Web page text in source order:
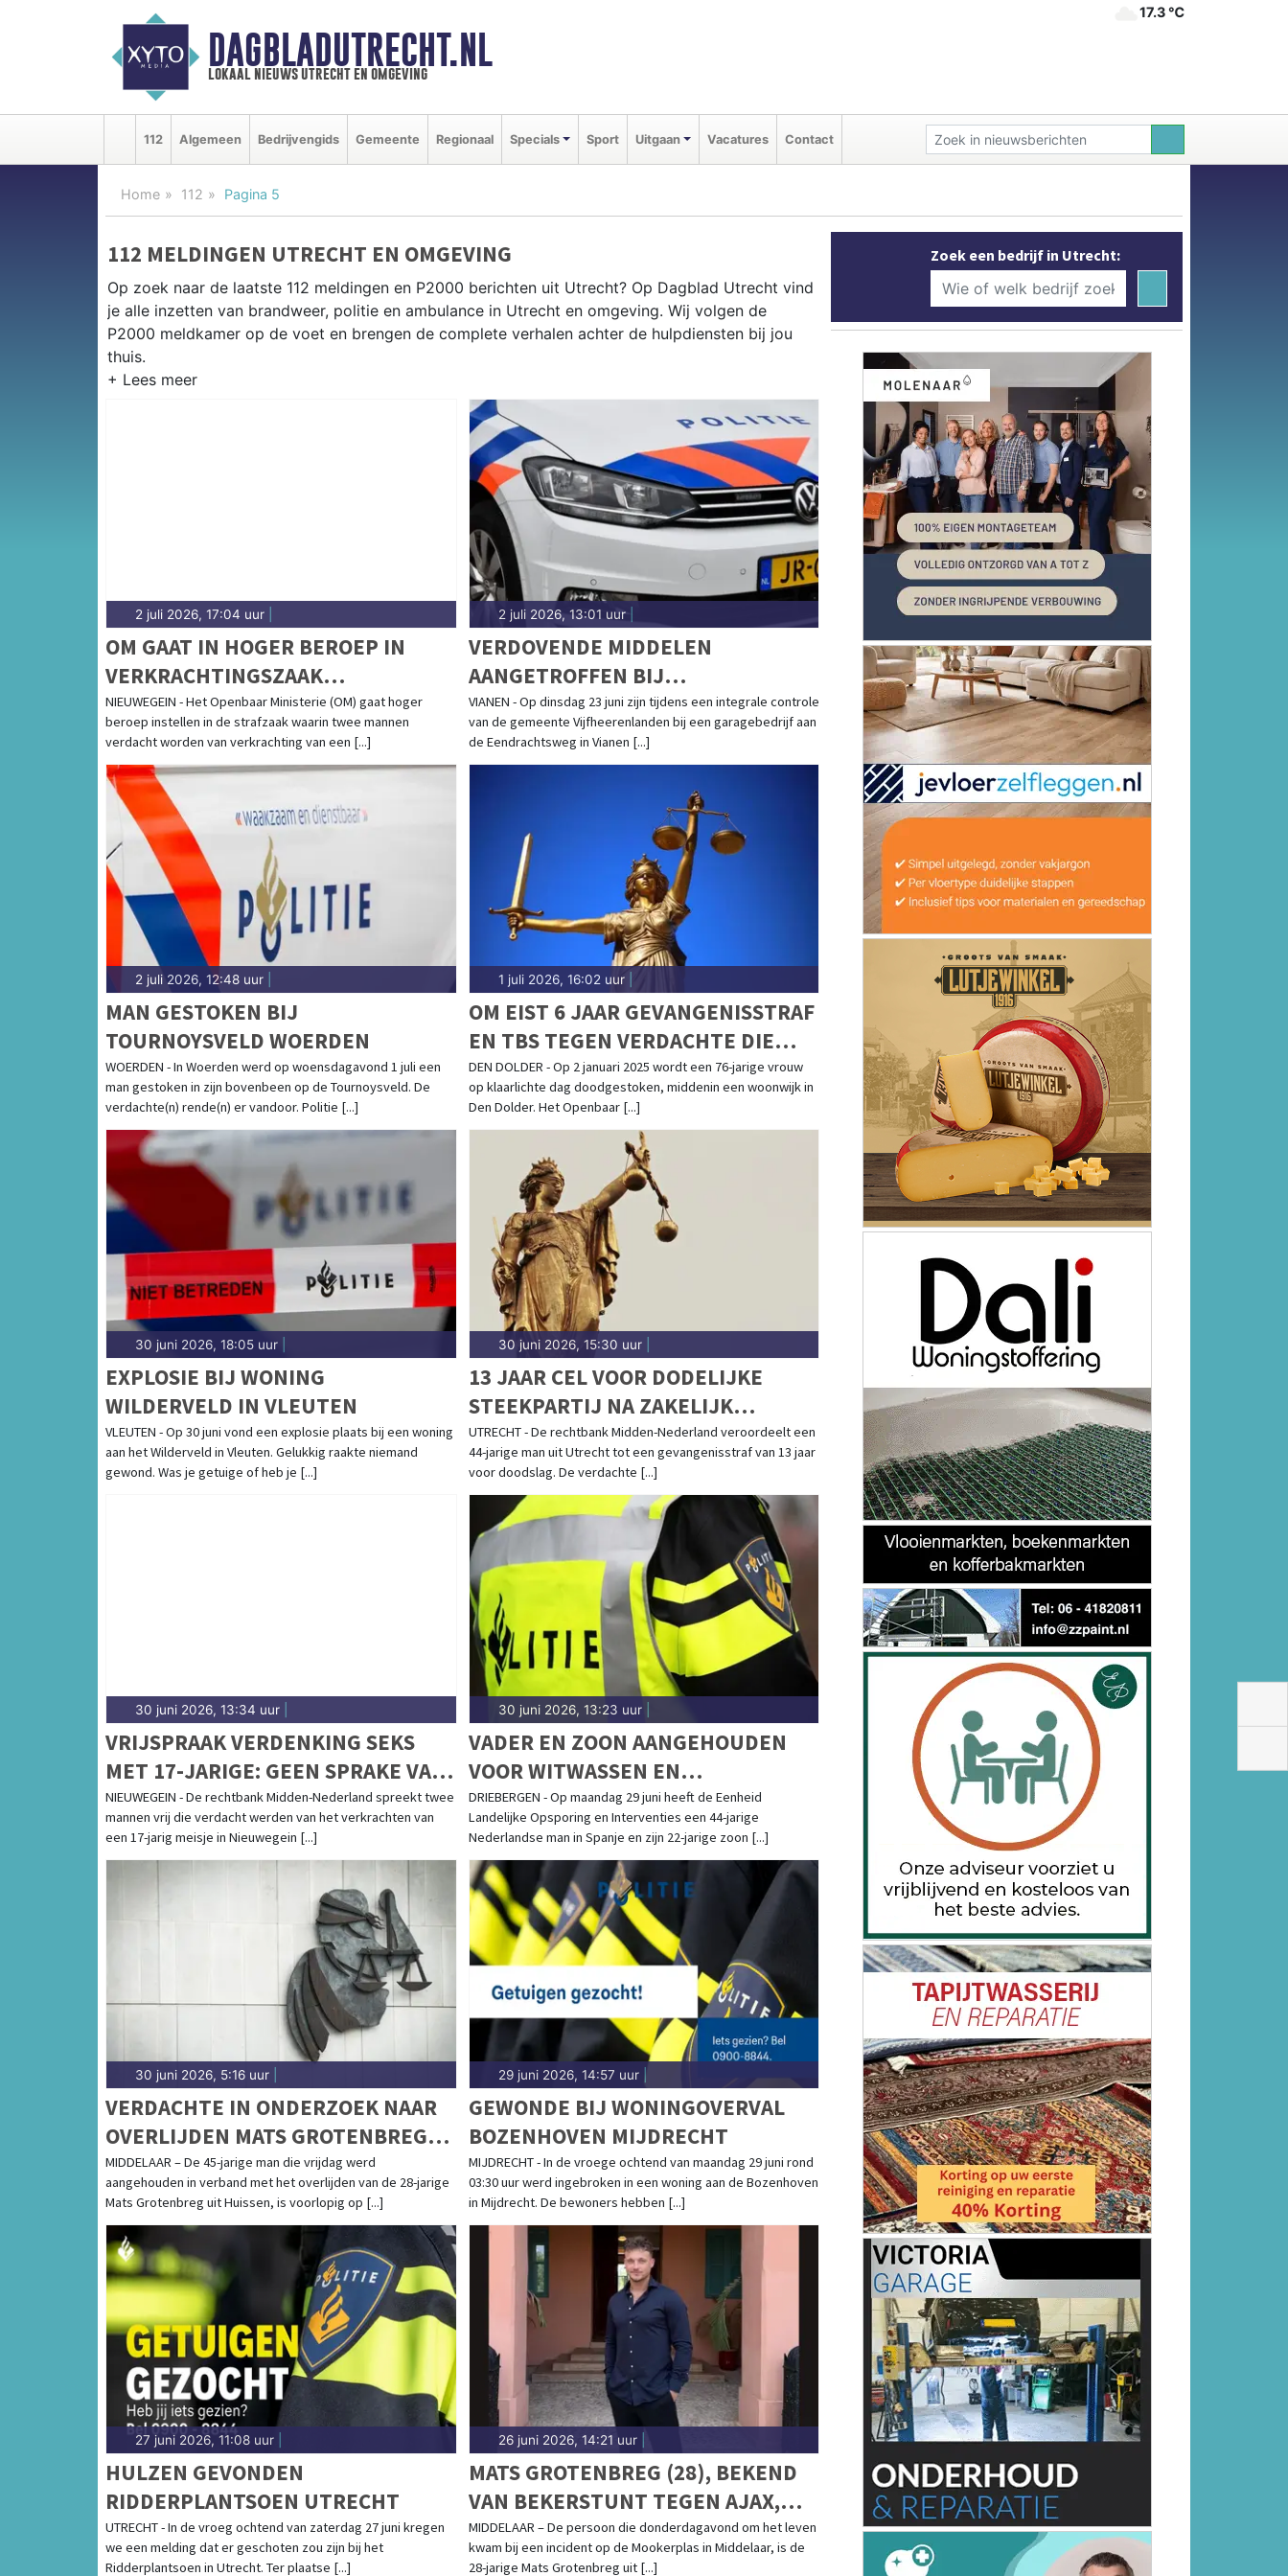
DAGBLADUTRECHT.NL
lokaal nieuws utrecht en omgeving
17.3 ℃
112 Algemeen Bedrijvengids Gemeente Regionaal Specials Sport Uitgaan Vacatures Contact
Home 112 Pagina 5
112 MELDINGEN UTRECHT EN OMGEVING
Op zoek naar de laatste 112 meldingen en P2000 berichten uit Utrecht? Op Dagblad Utrecht vind
je alle inzetten van brandweer, politie en ambulance in Utrecht en omgeving. Wij volgen de
P2000 meldkamer op de voet en brengen de complete verhalen achter de hulpdiensten bij jou
thuis.
Van incidenten op de A2 en de A12 tot meldingen in wijken als Overvecht, Lombok, Kanaleneiland
en de Utrechtse binnenstad — onze redactie is er altijd snel bij.
2 juli 2026, 17:04 uur
OM GAAT IN HOGER BEROEP IN
VERKRACHTINGSZAAK
MINDERJARIGE
NIEUWEGEIN - Het Openbaar Ministerie (OM) gaat hoger
beroep instellen in de strafzaak waarin twee mannen
verdacht worden van verkrachting van een [...]
2 juli 2026, 13:01 uur|
VERDOVENDE MIDDELEN
AANGETROFFEN BIJ
GARAGEBEDRIJF VIANEN
VIANEN - Op dinsdag 23 juni zijn tijdens een integrale controle
van de gemeente Vijfheerenlanden bij een garagebedrijf aan
de Eendrachtsweg in Vianen [...]
2 juli 2026, 12:48 uur
MAN GESTOKEN BIJ
TOURNOYSVELD WOERDEN
WOERDEN - In Woerden werd op woensdagavond 1 juli een
man gestoken in zijn bovenbeen op de Tournoysveld. De
verdachte(n) rende(n) er vandoor. Politie [...]
1 juli 2026, 16:02 uur|
OM EIST 6 JAAR GEVANGENISSTRAF
EN TBS TEGEN VERDACHTE DIE
VROUW DOODSTAK IN DEN DOLDER
DEN DOLDER - Op 2 januari 2025 wordt een 76-jarige vrouw
op klaarlichte dag doodgestoken, middenin een woonwijk in
Den Dolder. Het Openbaar [...]
30 juni 2026, 18:05 uur
EXPLOSIE BIJ WONING
WILDERVELD IN VLEUTEN
VLEUTEN - Op 30 juni vond een explosie plaats bij een woning
aan het Wilderveld in Vleuten. Gelukkig raakte niemand
gewond. Was je getuige of heb je [...]
30 juni 2026, 15:30 uur|
13 JAAR CEL VOOR DODELIJKE
STEEKPARTIJ NA ZAKELIJK
CONFLICT
UTRECHT - De rechtbank Midden-Nederland veroordeelt een
44-jarige man uit Utrecht tot een gevangenisstraf van 13 jaar
voor doodslag. De verdachte [...]
30 juni 2026, 13:34 uur
VRIJSPRAAK VERDENKING SEKS
MET 17-JARIGE: GEEN SPRAKE VAN
BIJZONDER KWETSBARE POSITIE
NIEUWEGEIN - De rechtbank Midden-Nederland spreekt twee
mannen vrij die verdacht werden van het verkrachten van
een 17-jarig meisje in Nieuwegein [...]
30 juni 2026, 13:23 uur|
VADER EN ZOON AANGEHOUDEN
VOOR WITWASSEN EN
DRUGSHANDEL IN SPANJE EN
NEDERLAND
DRIEBERGEN - Op maandag 29 juni heeft de Eenheid
Landelijke Opsporing en Interventies een 44-jarige
Nederlandse man in Spanje en zijn 22-jarige zoon [...]
30 juni 2026, 5:16 uur
VERDACHTE IN ONDERZOEK NAAR
OVERLIJDEN MATS GROTENBREG
VRIJGELATEN
MIDDELAAR – De 45-jarige man die vrijdag werd
aangehouden in verband met het overlijden van de 28-jarige
Mats Grotenbreg uit Huissen, is voorlopig op [...]
29 juni 2026, 14:57 uur|
GEWONDE BIJ WONINGOVERVAL
BOZENHOVEN MIJDRECHT
MIJDRECHT - In de vroege ochtend van maandag 29 juni rond
03:30 uur werd ingebroken in een woning aan de Bozenhoven
in Mijdrecht. De bewoners hebben [...]
27 juni 2026, 11:08 uur
HULZEN GEVONDEN
RIDDERPLANTSOEN UTRECHT
UTRECHT - In de vroeg ochtend van zaterdag 27 juni kregen
we een melding dat er geschoten zou zijn bij het
Ridderplantsoen in Utrecht. Ter plaatse [...]
26 juni 2026, 14:21 uur|
MATS GROTENBREG (28), BEKEND
VAN BEKERSTUNT TEGEN AJAX,
OVERLEDEN NA ONGEVAL OP
MOOKERPLAS
MIDDELAAR – De persoon die donderdagavond om het leven
kwam bij een incident op de Mookerplas in Middelaar, is de
28-jarige Mats Grotenbreg uit [...]
Zoek een bedrijf in Utrecht: